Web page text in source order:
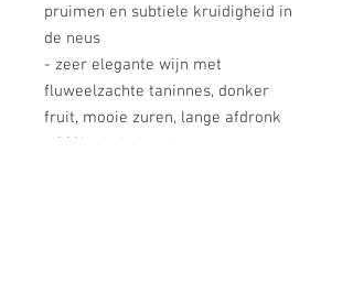
pruimen en subtiele kruidigheid in
de neus
- zeer elegante wijn met
fluweelzachte taninnes, donker
fruit, mooie zuren, lange afdronk
- 20% whole bunch geperst